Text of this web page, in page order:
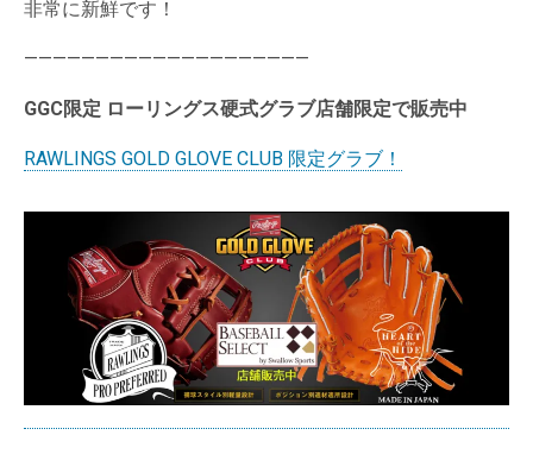
非常に新鮮です！
————————————————————
GGC限定 ローリングス硬式グラブ店舗限定で販売中
RAWLINGS GOLD GLOVE CLUB 限定グラブ！